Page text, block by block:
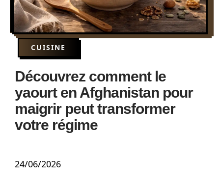
CUISINE
Découvrez comment le
yaourt en Afghanistan pour
maigrir peut transformer
votre régime
24/06/2026